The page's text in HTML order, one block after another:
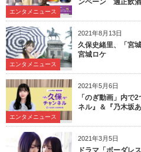
エンタメニュース
ンペーン 適正飲
2021年8月13日
エンタメニュース
久保史緒里、「宮
宮城ロケ
2021年5月6日
エンタメニュース
「のぎ動画」内で
ネル』＆『乃木坂
2021年3月5日
ドラマ「ボーダレ